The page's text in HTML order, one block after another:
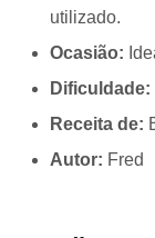
utilizado.
Ocasião:
Dificuldade:
Receita de:
Autor: Fred